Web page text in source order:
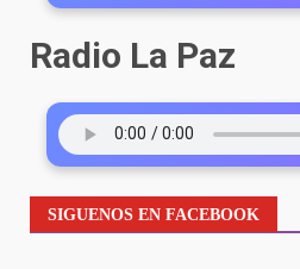
Radio La Paz
SIGUENOS EN FACEBOOK